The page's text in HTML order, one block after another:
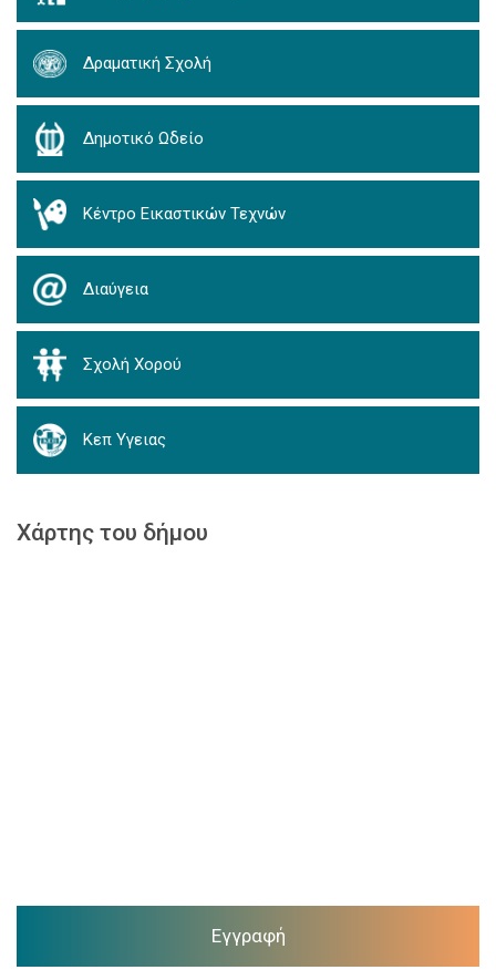
Δραματική Σχολή
Δημοτικό Ωδείο
Κέντρο Εικαστικών Τεχνών
Διαύγεια
Σχολή Χορού
Κεπ Υγειας
Χάρτης του δήμου
Εγγραφή